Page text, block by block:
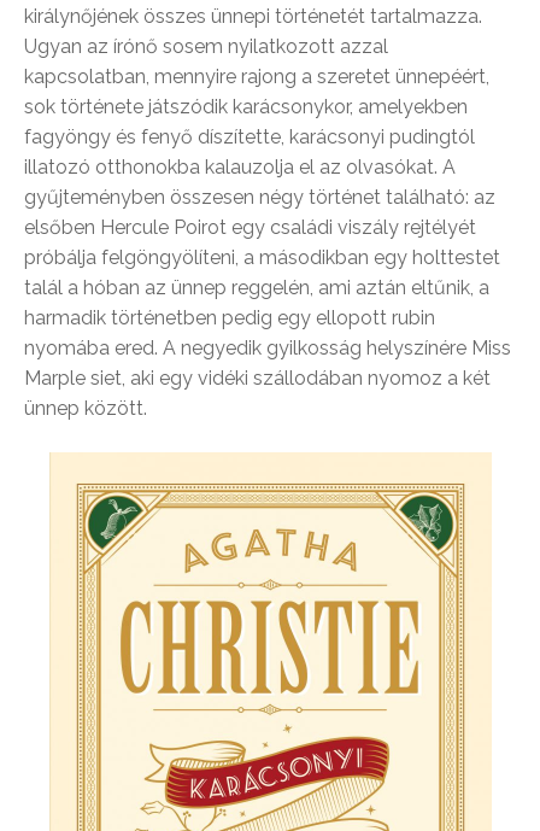
királynőjének összes ünnepi történetét tartalmazza.
Ugyan az írónő sosem nyilatkozott azzal
kapcsolatban, mennyire rajong a szeretet ünnepéért,
sok története játszódik karácsonykor, amelyekben
fagyöngy és fenyő díszítette, karácsonyi pudingtól
illatozó otthonokba kalauzolja el az olvasókat. A
gyűjteményben összesen négy történet található: az
elsőben Hercule Poirot egy családi viszály rejtélyét
próbálja felgöngyölíteni, a másodikban egy holttestet
talál a hóban az ünnep reggelén, ami aztán eltűnik, a
harmadik történetben pedig egy ellopott rubin
nyomába ered. A negyedik gyilkosság helyszínére Miss
Marple siet, aki egy vidéki szállodában nyomoz a két
ünnep között.